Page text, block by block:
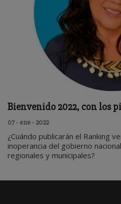
Bienvenido 2022, con los
07 - ene - 2022
¿Cuándo publicarán el Ranking
inoperancia del gobierno
regionales y municipales?